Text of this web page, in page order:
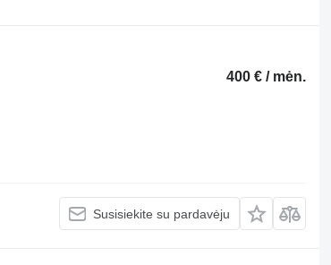
400 € / mėn.
Susisiekite su pardavėju